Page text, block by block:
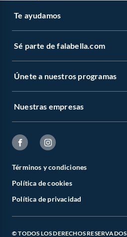
Te ayudamos
Sé parte de falabella.com
Únete a nuestros programas
Nuestras empresas
Términos y condiciones
Política de cookies
Política de privacidad
© TODOS LOS DERECHOS RESERVADOS